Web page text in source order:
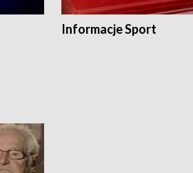
Informacje Sport